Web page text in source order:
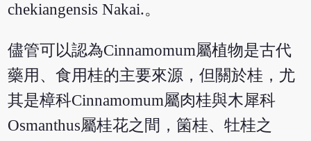
chekiangensis Nakai.。
儘管可以認為Cinnamomum屬植物是古代
藥用、食用桂的主要來源，但關於桂，尤
其是樟科Cinnamomum屬肉桂與木犀科
Osmanthus屬桂花之間，箘桂、牡桂之